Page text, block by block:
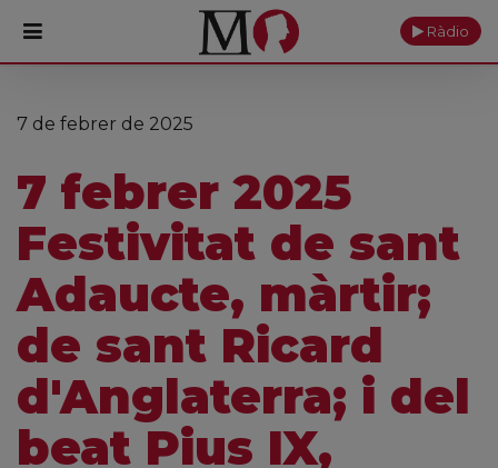
PORTADA
Monestir
Actualitat
Visita'ns
Ofrenes
Ràdio
7 de febrer de 2025
7 febrer 2025
Festivitat de sant
Adaucte, màrtir;
de sant Ricard
d'Anglaterra; i del
beat Pius IX,